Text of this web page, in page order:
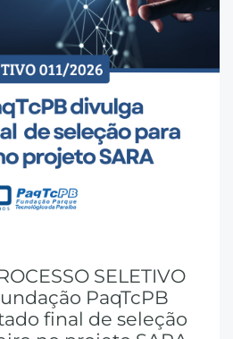
SELETIVO
PaqTcPB
final de seleção